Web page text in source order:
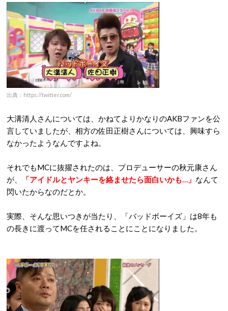
出典：https://twitter.com/
大溝清人さんについては、かねてよりかなりのAKBファンを公
言していましたが、相方の佐田正樹さんについては、興味すら
なかったようなんですよね。
それでもMCに抜擢されたのは、プロデューサーの秋元康さん
が、
「アイドルとヤンキーを絡ませたら面白いかも…」 なんて
閃いたからなのだとか。
実際、そんな思いつきが当たり、「バッドボーイズ」は8年も
の長きに渡ってMCを任されることにことになりました。